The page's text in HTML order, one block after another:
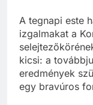
A tegnapi este
izgalmakat a
kicsi: a
eredmények
egy bravúros